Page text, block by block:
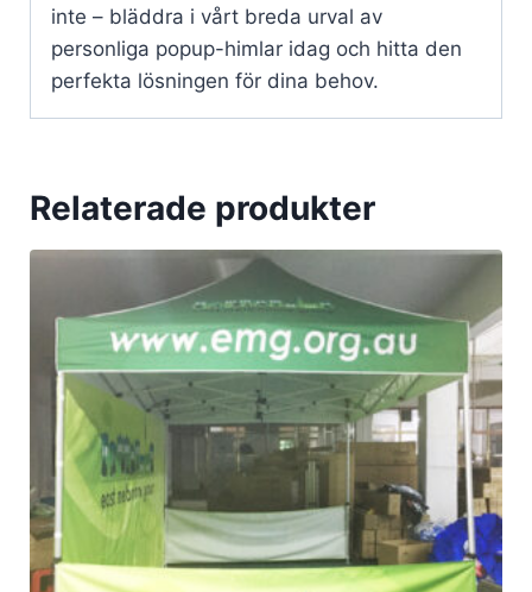
inte – bläddra i vårt breda urval av
personliga popup-himlar idag och hitta den
perfekta lösningen för dina behov.
Relaterade produkter